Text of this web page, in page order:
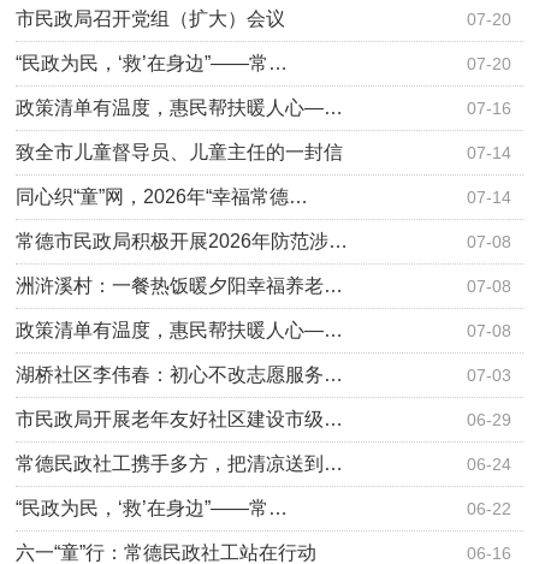
07-20
市民政局召开党组（扩大）会议
07-20
“民政为民，‘救’在身边”——常…
07-16
政策清单有温度，惠民帮扶暖人心—…
07-14
致全市儿童督导员、儿童主任的一封信
07-14
同心织“童”网，2026年“幸福常德…
07-08
常德市民政局积极开展2026年防范涉…
07-08
洲浒溪村：一餐热饭暖夕阳幸福养老…
07-08
政策清单有温度，惠民帮扶暖人心—…
07-03
湖桥社区李伟春：初心不改志愿服务…
06-29
市民政局开展老年友好社区建设市级…
06-24
常德民政社工携手多方，把清凉送到…
06-22
“民政为民，‘救’在身边”——常…
06-16
六一“童”行：常德民政社工站在行动